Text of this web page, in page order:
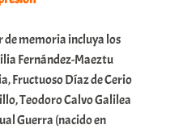
de memoria incluya los
Fernández-Maeztu
Fructuoso Díaz de Cerio
Teodoro Calvo Galilea
Guerra (nacido en